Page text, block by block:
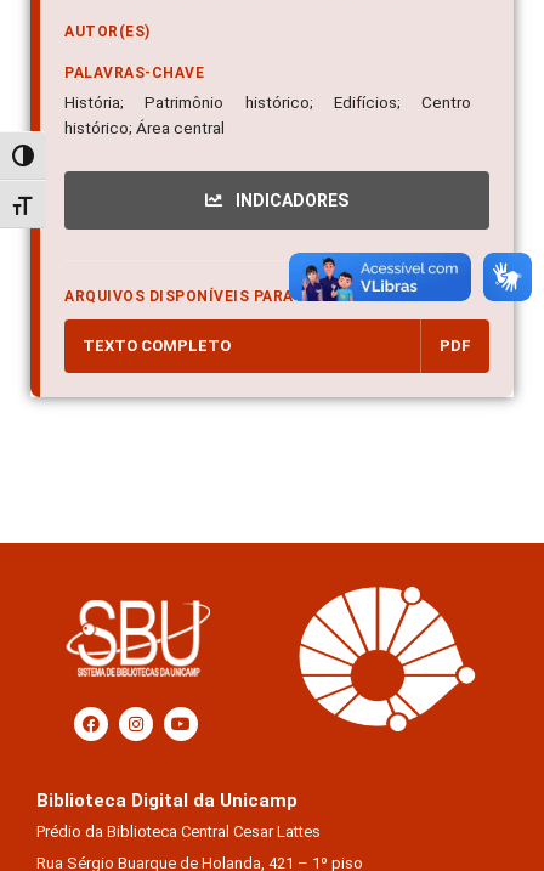
Alternar alto contraste
Alternar tamanho da fonte
AUTOR(ES)
PALAVRAS-CHAVE
História; Patrimônio histórico; Edifícios; Centro
histórico; Área central
INDICADORES
ARQUIVOS DISPONÍVEIS PARA DOWNLOAD
TEXTO COMPLETO PDF
Biblioteca Digital da Unicamp
Prédio da Biblioteca Central Cesar Lattes
Rua Sérgio Buarque de Holanda, 421 – 1º piso